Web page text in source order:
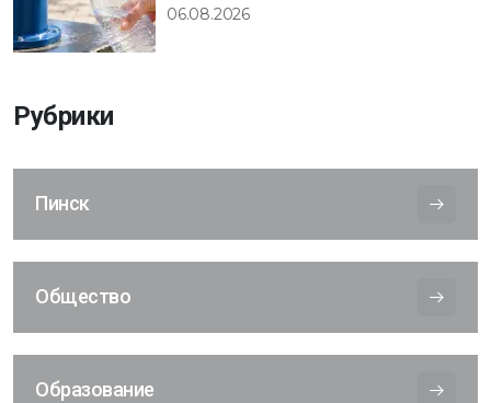
06.08.2026
Рубрики
Пинск
Общество
Образование